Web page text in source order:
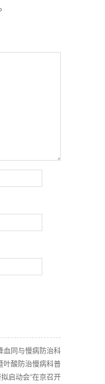
血同与慢病防治科
叶酸防治慢病科普
启动会”在京召开